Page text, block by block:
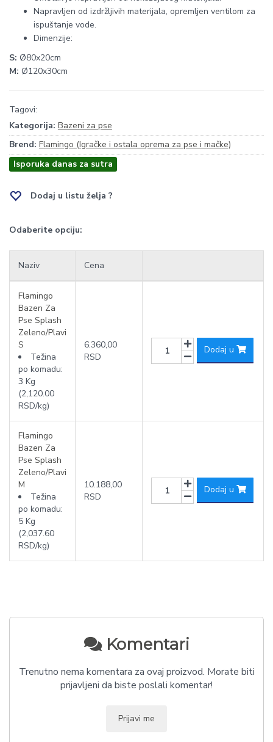
Napravljen od izdržljivih materijala, opremljen ventilom za
ispuštanje vode.
Dimenzije:
S: Ø80x20cm
M: Ø120x30cm
Tagovi:
Kategorija: Bazeni za pse
Brend: Flamingo (Igračke i ostala oprema za pse i mačke)
Isporuka danas za sutra
Dodaj u listu želja ?
Odaberite opciju:
Naziv Cena
Flamingo
Bazen Za
Pse Splash
Zeleno/Plavi
S
Težina
po komadu:
3 Kg
(2,120.00
RSD/kg)
6.360,00
RSD
Dodaj u
Flamingo
Bazen Za
Pse Splash
Zeleno/Plavi
M
Težina
po komadu:
5 Kg
(2,037.60
RSD/kg)
10.188,00
RSD
Dodaj u
Komentari
Trenutno nema komentara za ovaj proizvod. Morate biti
prijavljeni da biste poslali komentar!
Prijavi me